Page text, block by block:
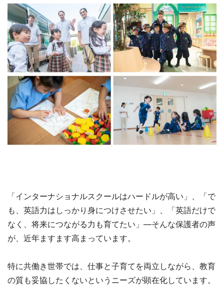
「インターナショナルスクールはハードルが高い」、「で
も、英語力はしっかり身につけさせたい」、「英語だけで
なく、将来につながる力も育てたい」―そんな保護者の声
が、近年ますます高まっています。
特に共働き世帯では、仕事と子育てを両立しながら、教育
の質も妥協したくないというニーズが顕在化しています。